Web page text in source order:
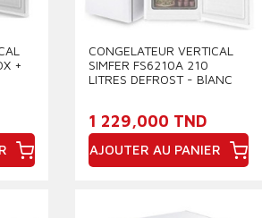
+
CONGELATEUR VERTICAL
SIMFER FS6210A 210
LITRES DEFROST - BlANC
1 229,000 TND
AJOUTER AU PANIER